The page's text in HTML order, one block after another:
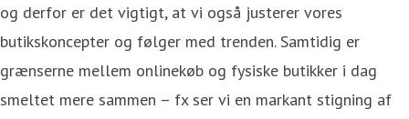
og derfor er det vigtigt, at vi også justerer vores
butikskoncepter og følger med trenden. Samtidig er
grænserne mellem onlinekøb og fysiske butikker i dag
smeltet mere sammen – fx ser vi en markant stigning af